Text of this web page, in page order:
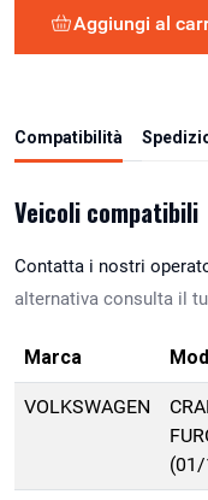
Aggiungi al
Compatibilità
Veicoli compatibili
Contatta i nostri
alternativa consulta il
Marca
VOLKSWAGEN